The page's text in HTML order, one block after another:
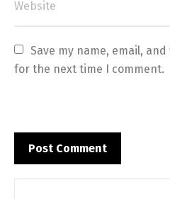
Save my name, email,
for the next time I comment.